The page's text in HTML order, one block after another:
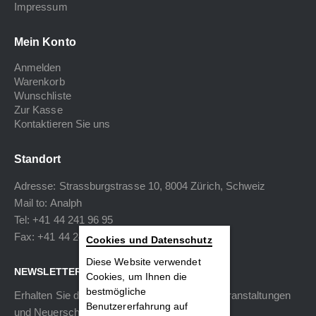
Impressum
Mein Konto
Anmelden
Warenkorb
Wunschliste
Zur Kasse
Kontaktieren Sie uns
Standort
Adresse: Strassburgstrasse 10, 8004 Zürich, Schweiz
Mail to: Analph
Tel: +41 44 241 96 95
Fax: +41 44 240 34 40
NEWSLETTER
Erhalten Sie die neuesten Informationen zu Veranstaltungen
und Neuerscheinungen.
Cookies und Datenschutz
Diese Website verwendet
Cookies, um Ihnen die
bestmögliche
Benutzererfahrung auf